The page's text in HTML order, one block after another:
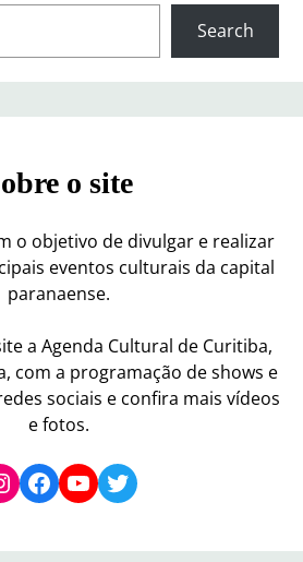
Search
o site
o objetivo de divulgar e realizar
eventos culturais da capital
paranaense.
a Agenda Cultural de Curitiba,
com a programação de shows e
sociais e confira mais vídeos
e fotos.
Facebook YouTube Twitter